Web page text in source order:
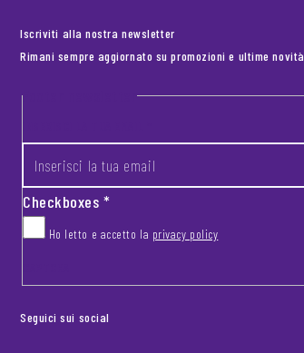
Iscriviti alla nostra newsletter
Rimani sempre aggiornato su promozioni e ultime novità
Footer newsletter
Checkboxes*
Ho letto e accetto la privacy policy
Seguici sui social